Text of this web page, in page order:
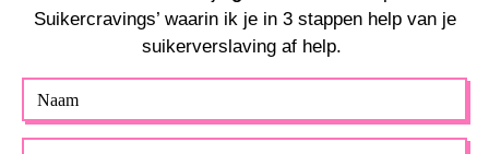
Suikercravings’ waarin ik je in 3 stappen help van je
suikerverslaving af help.
Naam